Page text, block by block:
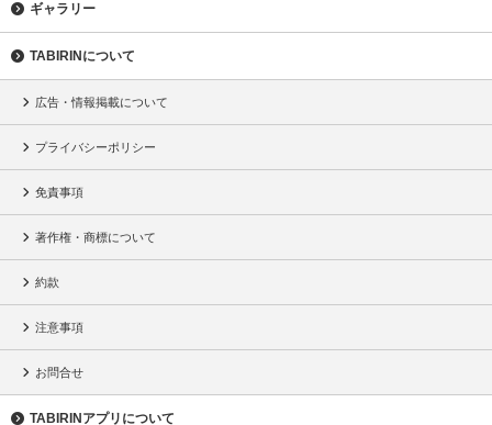
ギャラリー
TABIRINについて
広告・情報掲載について
プライバシーポリシー
免責事項
著作権・商標について
約款
注意事項
お問合せ
TABIRINアプリについて